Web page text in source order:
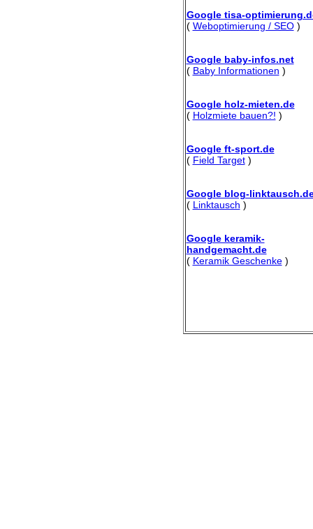
Google tisa-
( Weboptimierung / SEO)
Google baby-infos.net
( Baby Informationen )
Google holz-mieten.de
( Holzmiete bauen?! )
Google ft-sport.de
( Field Target)
Google blog-
( Linktausch )
Google keramik-
handgemacht.de
( Keramik Geschenke)